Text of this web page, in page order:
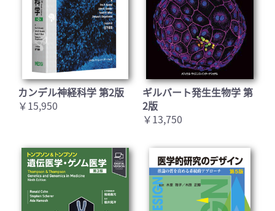
カンデル神経科学 第2版
￥15,950
ギルバート発生生物学 第
2版
￥13,750